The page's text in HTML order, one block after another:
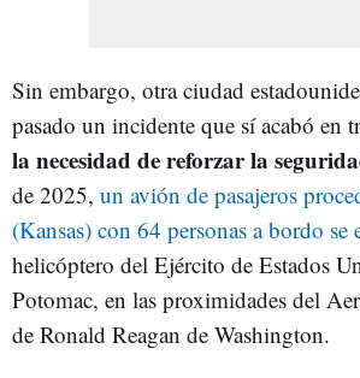
Sin embargo, otra ciudad
pasado un incidente que sí acabó en
la necesidad de reforzar la
de 2025, un avión de pasajeros
(Kansas) con 64 personas a bordo se
helicóptero del Ejército de Estados
Potomac, en las proximidades del
de Ronald Reagan de Washington.